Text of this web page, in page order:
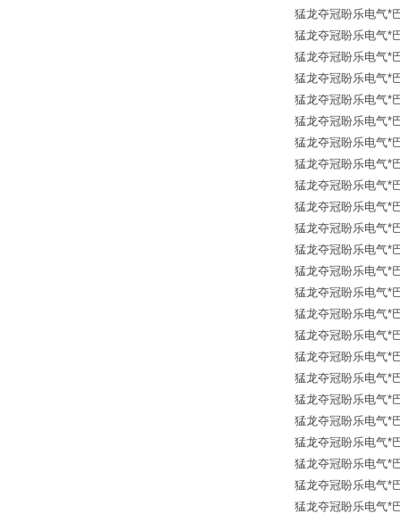
猛龙夺冠盼乐电气*
猛龙夺冠盼乐电气*
猛龙夺冠盼乐电气*
猛龙夺冠盼乐电气*
猛龙夺冠盼乐电气*
猛龙夺冠盼乐电气*
猛龙夺冠盼乐电气*
猛龙夺冠盼乐电气*
猛龙夺冠盼乐电气*
猛龙夺冠盼乐电气*
猛龙夺冠盼乐电气*
猛龙夺冠盼乐电气*
猛龙夺冠盼乐电气*
猛龙夺冠盼乐电气*
猛龙夺冠盼乐电气*
猛龙夺冠盼乐电气*
猛龙夺冠盼乐电气*
猛龙夺冠盼乐电气*
猛龙夺冠盼乐电气*
猛龙夺冠盼乐电气*
猛龙夺冠盼乐电气*
猛龙夺冠盼乐电气*
猛龙夺冠盼乐电气*
猛龙夺冠盼乐电气*